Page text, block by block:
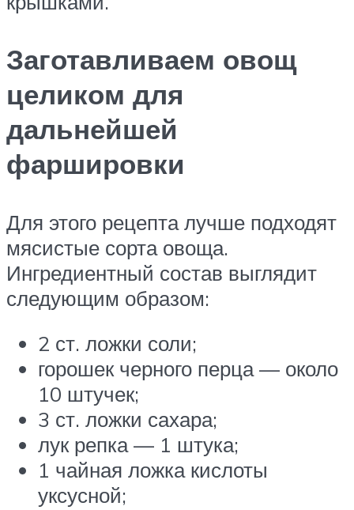
Заготавливаем овощ
целиком для
дальнейшей
фаршировки
Для этого рецепта лучше подходят
мясистые сорта овоща.
Ингредиентный состав выглядит
следующим образом:
2 ст. ложки соли;
горошек черного перца — около
10 штучек;
3 ст. ложки сахара;
лук репка — 1 штука;
1 чайная ложка кислоты
уксусной;